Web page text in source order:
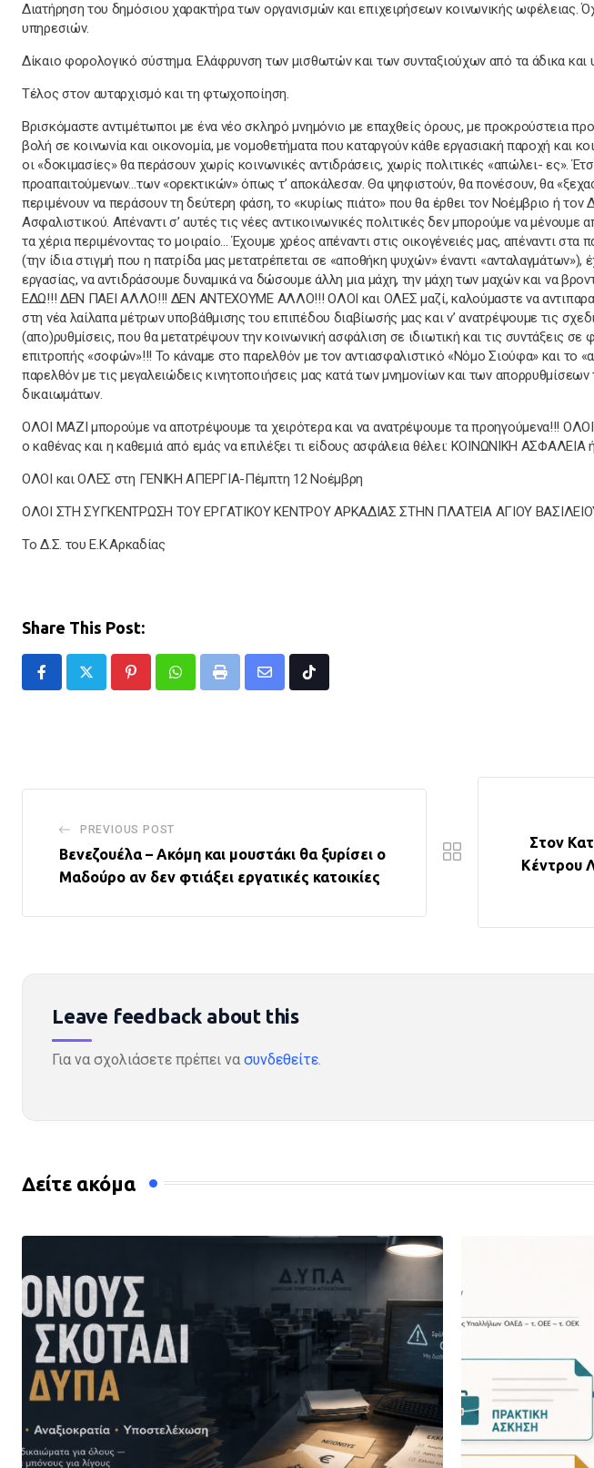
Διατήρηση του δημόσιου χαρακτήρα των οργανισμών και επιχειρήσεων κοινωνικής ωφέλειας.
υπηρεσιών.
Δίκαιο φορολογικό σύστημα. Ελάφρυνση των μισθωτών και των συνταξιούχων από τα άδικα
Τέλος στον αυταρχισμό και τη φτωχοποίηση.
Βρισκόμαστε αντιμέτωποι με ένα νέο σκληρό μνημόνιο με επαχθείς όρους, με προκρούστεια
βολή σε κοινωνία και οικονομία, με νομοθετήματα που καταργούν κάθε εργασιακή παροχή και
οι «δοκιμασίες» θα περάσουν χωρίς κοινωνικές αντιδράσεις, χωρίς πολιτικές «απώλει- ες».
προαπαιτούμενων…των «ορεκτικών» όπως τ’ αποκάλεσαν. Θα ψηφιστούν, θα πονέσουν, θα
περιμένουν να περάσουν τη δεύτερη φάση, το «κυρίως πιάτο» που θα έρθει τον Νοέμβριο ή τον
Ασφαλιστικού. Απέναντι σ’ αυτές τις νέες αντικοινωνικές πολιτικές δεν μπορούμε να
τα χέρια περιμένοντας το μοιραίο… Έχουμε χρέος απέναντι στις οικογένειές μας, απέναντι στα
(την ίδια στιγμή που η πατρίδα μας μετατρέπεται σε «αποθήκη ψυχών» έναντι
εργασίας, να αντιδράσουμε δυναμικά να δώσουμε άλλη μια μάχη, την μάχη των μαχών και να
ΕΔΩ!!! ΔΕΝ ΠΑΕΙ ΑΛΛΟ!!! ΔΕΝ ΑΝΤΕΧΟΥΜΕ ΑΛΛΟ!!! ΟΛΟΙ και ΟΛΕΣ μαζί, καλούμαστε να
στη νέα λαίλαπα μέτρων υποβάθμισης του επιπέδου διαβίωσής μας και ν’ ανατρέψουμε τις
(απο)ρυθμίσεις, που θα μετατρέψουν την κοινωνική ασφάλιση σε ιδιωτική και τις συντάξεις
επιτροπής «σοφών»!!! Το κάναμε στο παρελθόν με τον αντιασφαλιστικό «Νόμο Σιούφα» και το
παρελθόν με τις μεγαλειώδεις κινητοποιήσεις μας κατά των μνημονίων και των
δικαιωμάτων.
ΟΛΟΙ ΜΑΖΙ μπορούμε να αποτρέψουμε τα χειρότερα και να ανατρέψουμε τα προηγούμενα!!!
ο καθένας και η καθεμιά από εμάς να επιλέξει τι είδους ασφάλεια θέλει: ΚΟΙΝΩΝΙΚΗ
ΟΛΟΙ και ΟΛΕΣ στη ΓΕΝΙΚΗ ΑΠΕΡΓΙΑ-Πέμπτη 12 Νοέμβρη
ΟΛΟΙ ΣΤΗ ΣΥΓΚΕΝΤΡΩΣΗ ΤΟΥ ΕΡΓΑΤΙΚΟΥ ΚΕΝΤΡΟΥ ΑΡΚΑΔΙΑΣ ΣΤΗΝ ΠΛΑΤΕΙΑ ΑΓΙΟΥ ΒΑΣΙΛΕΙΟΥ
Το Δ.Σ. του Ε.Κ.Αρκαδίας
Share This Post:
PinterestWhatsappPrint
Share
Tiktok
PREVIOUS POST
Βενεζουέλα – Ακόμη και μουστάκι θα ξυρίσει ο
Μαδούρο αν δεν φτιάξει εργατικές κατοικίες
Στον
Κέντρου
Leave feedback about this
Για να σχολιάσετε πρέπει να συνδεθείτε.
Δείτε ακόμα